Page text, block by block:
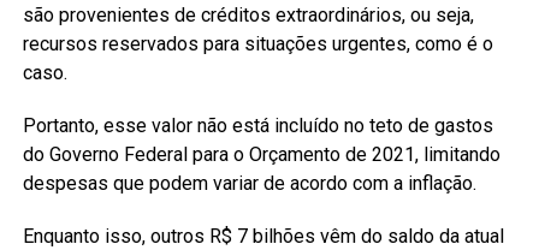
são provenientes de créditos extraordinários, ou seja,
recursos reservados para situações urgentes, como é o
caso.
Portanto, esse valor não está incluído no teto de gastos
do Governo Federal para o Orçamento de 2021, limitando
despesas que podem variar de acordo com a inflação.
Enquanto isso, outros R$ 7 bilhões vêm do saldo da atual